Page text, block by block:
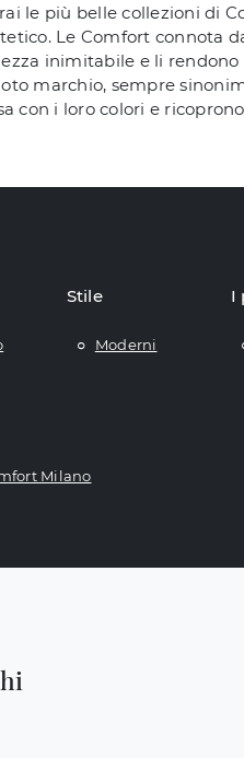
le più belle collezioni di
Le Comfort connota
inimitabile e li
marchio, sempre
con i loro colori e
Stile
Moderni
I
Milano